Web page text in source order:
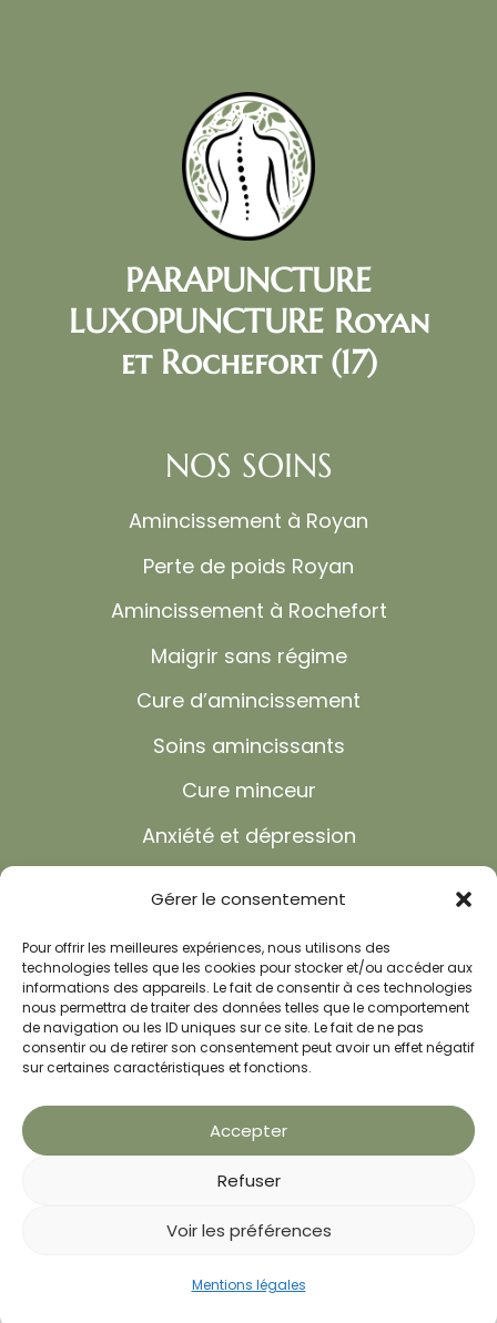
Gérer le consentement
Pour offrir les meilleures expériences, nous utilisons des
technologies telles que les cookies pour stocker et/ou accéder aux
informations des appareils. Le fait de consentir à ces technologies
nous permettra de traiter des données telles que le comportement
de navigation ou les ID uniques sur ce site. Le fait de ne pas
consentir ou de retirer son consentement peut avoir un effet négatif
sur certaines caractéristiques et fonctions.
Accepter
Refuser
Voir les préférences
Mentions légales
PARAPUNCTURE
LUXOPUNCTURE Royan
et Rochefort (17)
NOS SOINS
Amincissement à Royan
Perte de poids Royan
Amincissement à Rochefort
Maigrir sans régime
Cure d’amincissement
Soins amincissants
Cure minceur
Anxiété et dépression
Réflexologie
Recettes minceur
FAQ
Actualités
CONTACT ROCHEFORT
05 46 99 67 97
Prendre RDV